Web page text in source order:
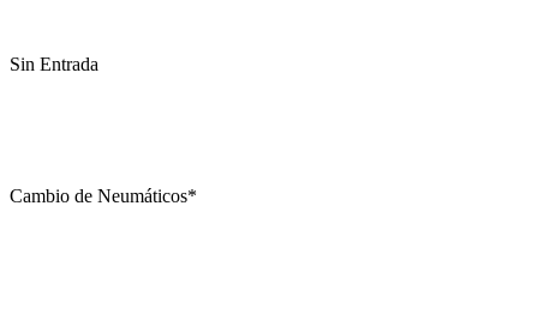
Sin Entrada
Cambio de Neumáticos*